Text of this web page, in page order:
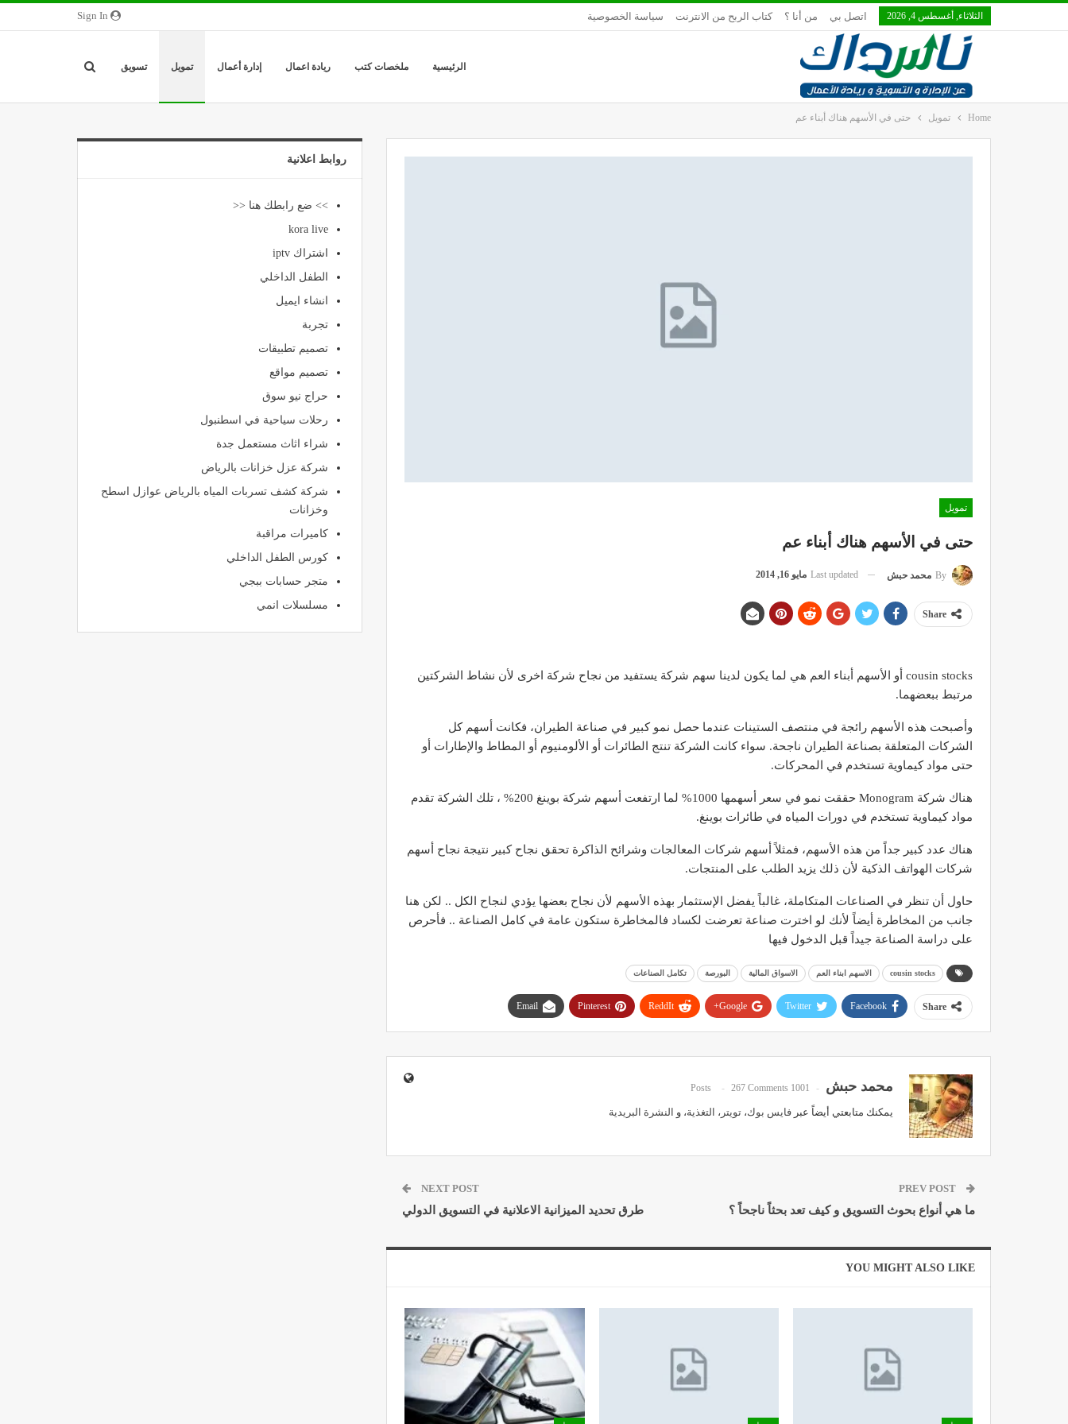
الثلاثاء, أغسطس 4, 2026 اتصل بي من أنا ؟ كتاب الربح من الانترنت سياسة الخصوصية
الرئيسية ملخصات كتب ريادة اعمال إدارة أعمال تمويل تسويق
Home تمويل حتى في الأسهم هناك أبناء عم
تمويل
حتى في الأسهم هناك أبناء عم
By محمد حبش Last updated مايو 16, 2014
Share
cousin stocks أو الأسهم أبناء العم هي لما يكون لدينا سهم شركة يستفيد من نجاح شركة اخرى لأن نشاط الشركتين
مرتبط ببعضهما.
وأصبحت هذه الأسهم رائجة في منتصف الستينات عندما حصل نمو كبير في صناعة الطيران، فكانت أسهم كل
الشركات المتعلقة بصناعة الطيران ناجحة. سواء كانت الشركة تنتج الطائرات أو الألومنيوم أو المطاط والإطارات أو
حتى مواد كيماوية تستخدم في المحركات.
هناك شركة Monogram حققت نمو في سعر أسهمها 1000% لما ارتفعت أسهم شركة بوينغ 200% ، تلك الشركة تقدم
مواد كيماوية تستخدم في دورات المياه في طائرات بوينغ.
هناك عدد كبير جداً من هذه الأسهم، فمثلاً أسهم شركات المعالجات وشرائح الذاكرة تحقق نجاح كبير نتيجة نجاح أسهم
شركات الهواتف الذكية لأن ذلك يزيد الطلب على المنتجات.
حاول أن تنظر في الصناعات المتكاملة، غالباً يفضل الإستثمار بهذه الأسهم لأن نجاح بعضها يؤدي لنجاح الكل .. لكن هنا
جانب من المخاطرة أيضاً لأنك لو اخترت صناعة تعرضت لكساد فالمخاطرة ستكون عامة في كامل الصناعة .. فأحرص
على دراسة الصناعة جيداً قبل الدخول فيها
cousin stocks الاسهم ابناء العم الاسواق المالية البورصة تكامل الصناعات
Share
Facebook
Twitter
Google+
ReddIt
Pinterest
Email
محمد حبش 1001 Posts
267 Comments
يمكنك متابعتي أيضاً عبر فايس بوك، تويتر ، التغذية، و النشرة البريدية
ما هي أنواع بحوث التسويق و كيف تعد بحثاً ناجحاً ؟
NEXT POST
طرق تحديد الميزانية الاعلانية في التسويق الدولي
YOU MIGHT ALSO LIKE
روابط اعلانية
>> ضع رابطك هنا <<
kora live
اشتراك iptv
الطفل الداخلي
انشاء ايميل
تجربة
تصميم تطبيقات
تصميم مواقع
حراج نيو سوق
رحلات سياحية في اسطنبول
شراء اثاث مستعمل جدة
شركة عزل خزانات بالرياض
شركة كشف تسربات المياه بالرياض عوازل اسطح
وخزانات
كاميرات مراقبة
كورس الطفل الداخلي
متجر حسابات ببجي
مسلسلات انمي